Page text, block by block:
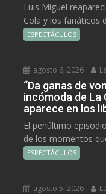
Luis Miguel
Cola y los fanáticos
ESPECTÁCULOS
agosto 6, 2026
“Da ganas de
incómoda de La
aparece en los
El penúltimo
de los momentos
ESPECTÁCULOS
agosto 5, 2026